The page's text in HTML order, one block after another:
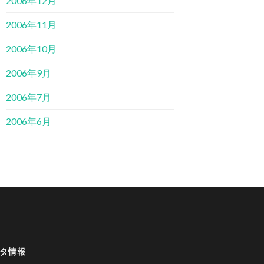
2006年11月
2006年10月
2006年9月
2006年7月
2006年6月
情報